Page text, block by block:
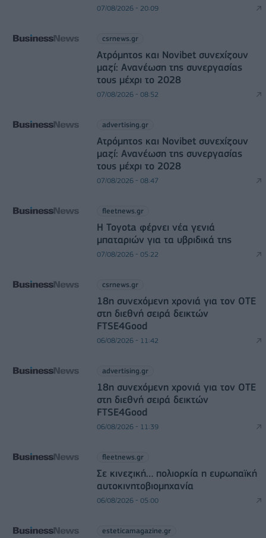
07/08/2026 - 20:09
csrnews.gr
Ατρόμητος και Novibet συνεχίζουν
μαζί: Ανανέωση της συνεργασίας
τους μέχρι το 2028
07/08/2026 - 08:52
advertising.gr
Ατρόμητος και Novibet συνεχίζουν
μαζί: Ανανέωση της συνεργασίας
τους μέχρι το 2028
07/08/2026 - 08:47
fleetnews.gr
Η Toyota φέρνει νέα γενιά
μπαταριών για τα υβριδικά της
07/08/2026 - 05:22
csrnews.gr
18η συνεχόμενη χρονιά για τον ΟΤΕ
στη διεθνή σειρά δεικτών
FTSE4Good
06/08/2026 - 11:42
advertising.gr
18η συνεχόμενη χρονιά για τον ΟΤΕ
στη διεθνή σειρά δεικτών
FTSE4Good
06/08/2026 - 11:39
fleetnews.gr
Σε κινεζική… πολιορκία η ευρωπαϊκή
αυτοκινητοβιομηχανία
06/08/2026 - 05:00
esteticamagazine.gr